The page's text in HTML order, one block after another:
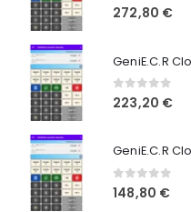
0out of 5
272,80 €
GeniE.C.R
0out of 5
223,20 €
GeniE.C.R
0out of 5
148,80 €
Τρόποι Αγοράς
Τρόποι Πληρωμής
Τρόποι Αποστολής
Ασφάλεια Πληρωμών
© INTEPROF 2025